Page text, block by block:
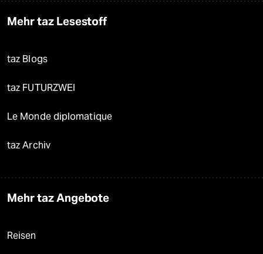
Mehr taz Lesestoff
taz Blogs
taz FUTURZWEI
Le Monde diplomatique
taz Archiv
Mehr taz Angebote
Reisen